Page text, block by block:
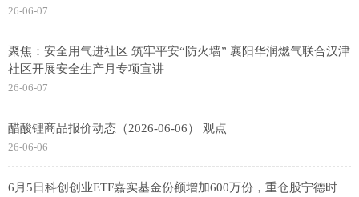
26-06-07
聚焦：安全用气进社区 筑牢平安“防火墙” 襄阳华润燃气联合汉津
社区开展安全生产月专项宣讲
26-06-07
醋酸锂商品报价动态（2026-06-06） 观点
26-06-06
6月5日科创创业ETF嘉实基金份额增加600万份，重仓股宁德时